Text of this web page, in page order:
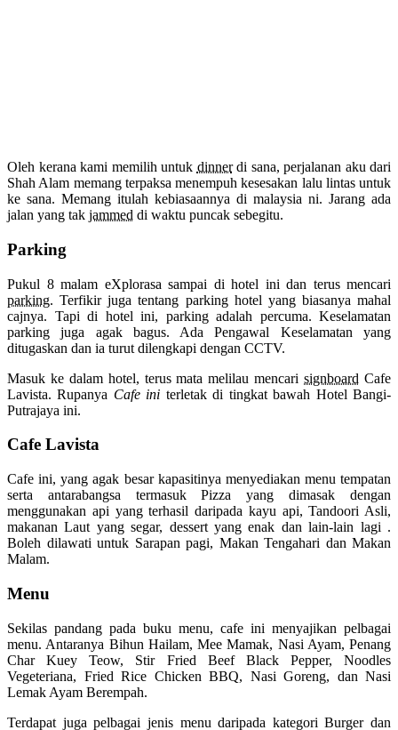
Oleh kerana kami memilih untuk dinnerdi sana, perjalanan aku dari
Shah Alam memang terpaksa menempuh kesesakan lalu lintas untuk
ke sana. Memang itulah kebiasaannya di malaysia ni. Jarang ada
jalan yang tak jammed di waktu puncak sebegitu.
Parking
Pukul 8 malam eXplorasa sampai di hotel ini dan terus mencari
parking. Terfikir juga tentang parking hotel yang biasanya mahal
cajnya. Tapi di hotel ini, parking adalah percuma. Keselamatan
parking juga agak bagus. Ada Pengawal Keselamatan yang
ditugaskan dan ia turut dilengkapi dengan CCTV.
Masuk ke dalam hotel, terus mata melilau mencarisignboard Cafe
Lavista. Rupanya Cafe ini terletak di tingkat bawah Hotel Bangi-
Putrajaya ini.
Cafe Lavista
Cafe ini, yang agak besar kapasitinya menyediakan menu tempatan
serta antarabangsa termasuk Pizza yang dimasak dengan
menggunakan api yang terhasil daripada kayu api, Tandoori Asli,
makanan Laut yang segar, dessert yang enak dan lain-lain lagi .
Boleh dilawati untuk Sarapan pagi, Makan Tengahari dan Makan
Malam.
Menu
Sekilas pandang pada buku menu, cafe ini menyajikan pelbagai
menu. Antaranya Bihun Hailam, Mee Mamak, Nasi Ayam, Penang
Char Kuey Teow, Stir Fried Beef Black Pepper, Noodles
Vegeteriana, Fried Rice Chicken BBQ, Nasi Goreng, dan Nasi
Lemak Ayam Berempah.
Terdapat juga pelbagai jenis menu daripada kategori Burger dan